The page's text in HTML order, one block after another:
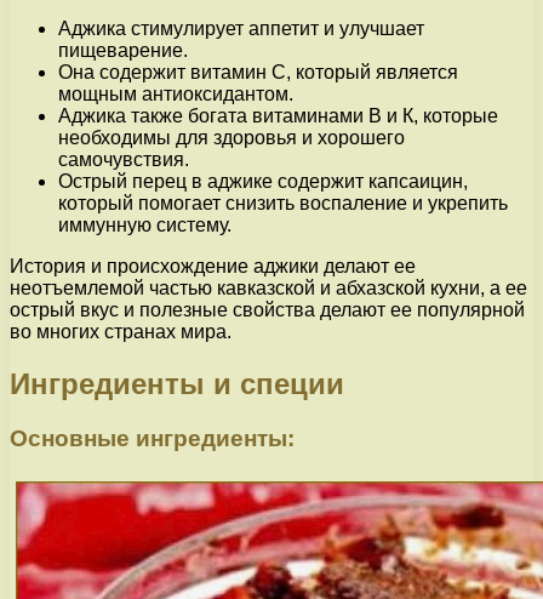
Аджика стимулирует аппетит и улучшает
пищеварение.
Она содержит витамин С, который является
мощным антиоксидантом.
Аджика также богата витаминами В и К, которые
необходимы для здоровья и хорошего
самочувствия.
Острый перец в аджике содержит капсаицин,
который помогает снизить воспаление и укрепить
иммунную систему.
История и происхождение аджики делают ее
неотъемлемой частью кавказской и абхазской кухни, а ее
острый вкус и полезные свойства делают ее популярной
во многих странах мира.
Ингредиенты и специи
Основные ингредиенты: